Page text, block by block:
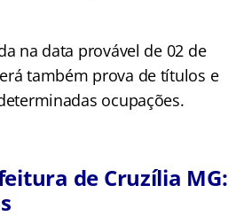
na data provável de 02 de
também prova de títulos e
ocupações.
de Cruzília MG: